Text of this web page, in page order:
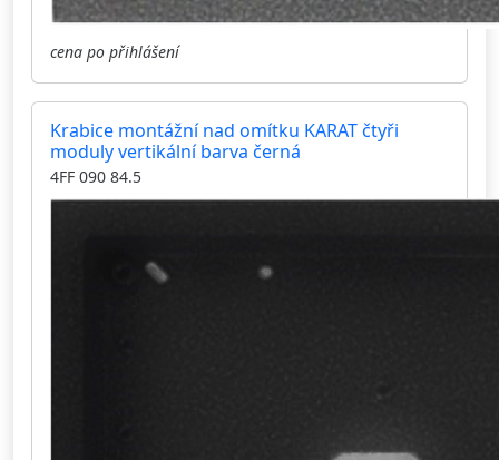
cena po přihlášení
Krabice montážní nad omítku KARAT čtyři
moduly vertikální barva černá
4FF 090 84.5